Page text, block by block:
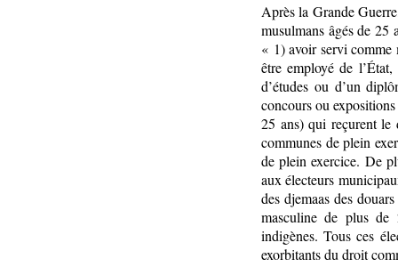
Après la Grande
musulmans âgés de 25
« 1) avoir servi comme
être employé de
d’études ou d’un
concours ou
25 ans) qui reçurent
communes de plein
de plein exercice. De
aux électeurs
des djemaas des
masculine de plus de
indigènes. Tous ces
exorbitants du droit